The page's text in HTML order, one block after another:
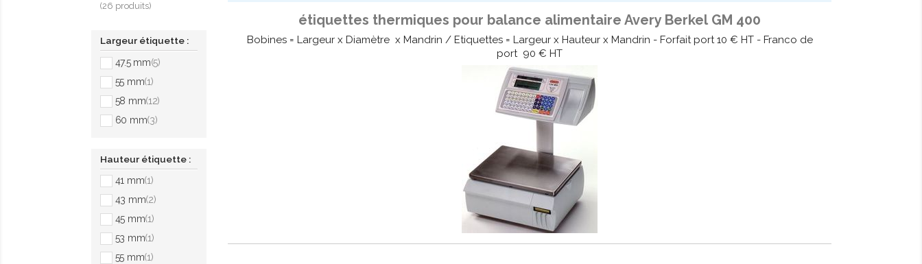
(26 produits)
Largeur étiquette :
47.5 mm(5)
55 mm(1)
58 mm(12)
60 mm(3)
Hauteur étiquette :
41 mm(1)
43 mm(2)
45 mm(1)
53 mm(1)
55 mm(1)
étiquettes thermiques pour balance alimentaire Avery Berkel GM 400
Bobines = Largeur x Diamètre x Mandrin / Etiquettes = Largeur x Hauteur x Mandrin - Forfait port 10 € HT - Franco de
port 90 € HT